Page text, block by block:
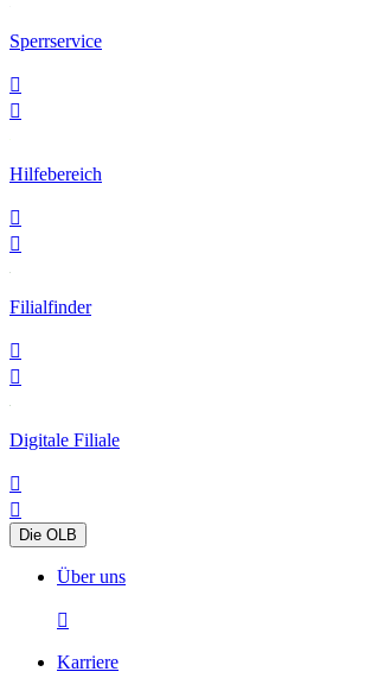
Sperrservice


Hilfebereich


Filialfinder


Digitale Filiale


Die OLB
Über uns

Karriere